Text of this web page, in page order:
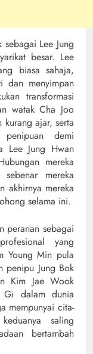
Lee Jung
besar. Lee
biasa sahaja,
dan menyimpan
transformasi
watak Cha Joo
ajar, serta
demi
Lee Jung Hwan
mereka
mereka
akhirnya mereka
selama ini.
peranan sebagai
yang
Young Min pula
penipu Jung Bok
Kim Jae Wook
Gi dalam dunia
mempunyai cita-
saling
bertambah